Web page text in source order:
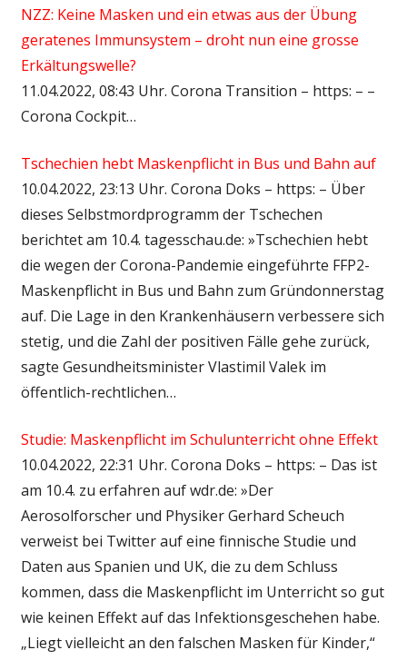
NZZ: Keine Masken und ein etwas aus der Übung
geratenes Immunsystem – droht nun eine grosse
Erkältungswelle?
11.04.2022, 08:43 Uhr. Corona Transition – https: – –
Corona Cockpit…
Tschechien hebt Maskenpflicht in Bus und Bahn auf
10.04.2022, 23:13 Uhr. Corona Doks – https: – Über
dieses Selbstmordprogramm der Tschechen
berichtet am 10.4. tagesschau.de: »Tschechien hebt
die wegen der Corona-Pandemie eingeführte FFP2-
Maskenpflicht in Bus und Bahn zum Gründonnerstag
auf. Die Lage in den Krankenhäusern verbessere sich
stetig, und die Zahl der positiven Fälle gehe zurück,
sagte Gesundheitsminister Vlastimil Valek im
öffentlich-rechtlichen…
Studie: Maskenpflicht im Schulunterricht ohne Effekt
10.04.2022, 22:31 Uhr. Corona Doks – https: – Das ist
am 10.4. zu erfahren auf wdr.de: »Der
Aerosolforscher und Physiker Gerhard Scheuch
verweist bei Twitter auf eine finnische Studie und
Daten aus Spanien und UK, die zu dem Schluss
kommen, dass die Maskenpflicht im Unterricht so gut
wie keinen Effekt auf das Infektionsgeschehen habe.
„Liegt vielleicht an den falschen Masken für Kinder,“